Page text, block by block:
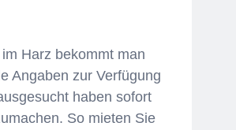
Harz bekommt man
Angaben zur Verfügung
haben sofort
So mieten Sie